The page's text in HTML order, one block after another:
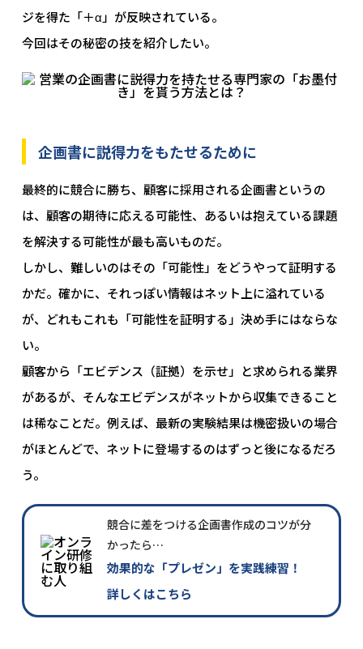
ジを得た「＋α」が反映されている。
今回はその秘密の技を紹介したい。
企画書に説得力をもたせるために
最終的に競合に勝ち、顧客に採用される企画書というの
は、顧客の期待に応える可能性、あるいは抱えている課題
を解決する可能性が最も高いものだ。
しかし、難しいのはその「可能性」をどうやって証明する
かだ。確かに、それっぽい情報はネット上に溢れている
が、どれもこれも「可能性を証明する」決め手にはならな
い。
顧客から「エビデンス（証拠）を示せ」と求められる業界
があるが、そんなエビデンスがネットから収集できること
は稀なことだ。例えば、最新の実験結果は機密扱いの場合
がほとんどで、ネットに登場するのはずっと後になるだろ
う。
競合に差をつける企画書作成のコツが分
かったら…
効果的な「プレゼン」を実践練習！
詳しくはこちら